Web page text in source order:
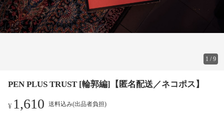
1 /9
PEN PLUS TRUST [輪郭編]【匿名配送／ネコポス】
¥ 1,610 送料込み(出品者負担)